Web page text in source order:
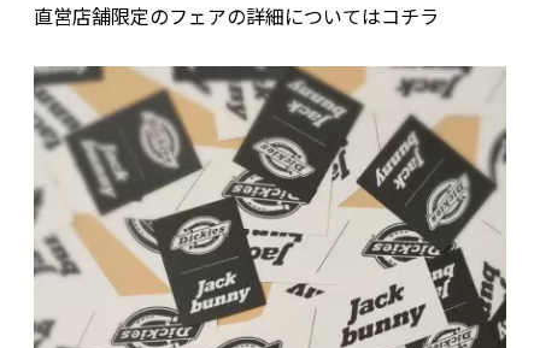
直営店舗限定のフェアの詳細についてはコチラ